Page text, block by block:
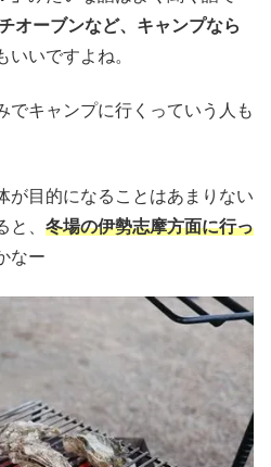
オーブンなど、キャンプなら
いいですよね。
でキャンプに行くっていう人も
が目的になることはあまりない
、 冬場の伊勢志摩方面に行っ
なー